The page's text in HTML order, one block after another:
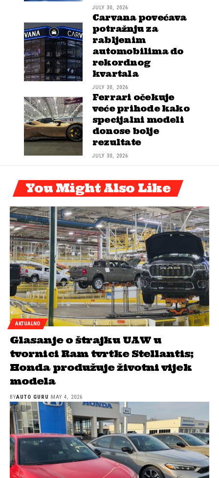
JULY 30, 2026
Carvana povećava
potražnju za
rabljenim
automobilima do
rekordnog
kvartala
JULY 30, 2026
Ferrari očekuje
veće prihode kako
specijalni modeli
donose bolje
rezultate
JULY 30, 2026
You Might Also Like
AKTUALNO
Glasanje o štrajku UAW u
tvornici Ram tvrtke Stellantis;
Honda produžuje životni vijek
modela
BYAUTO GURU MAY 4, 2026